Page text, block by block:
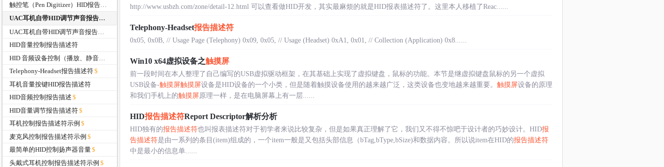
UAC耳机自带HID调节声音报告描述符
HID音量控制报告描述符
Telephony-Headset报告描述符
耳机音量按键HID报告描述符
HID音频控制报告描述
HID音量调节报告描述符
耳机控制报告描述符示例
麦克风控制报告描述符示例
最简单的HID控制扬声器音量
头戴式耳机控制报告描述符示例
http://www.usbzh.com/zone/detail-12.html 可以查看做HID开发，其实最麻烦的就是HID报表描述符了。这里本人移植了Reac......
Telephony-Headset报告描述符
0x05, 0x0B, // Usage Page (Telephony) 0x09, 0x05, // Usage (Headset) 0xA1, 0x01, // Collection (Application) 0x8......
Win10 x64虚拟设备之触摸屏
前一段时间在本人整理了自己编写的USB虚拟驱动框架，在其基础上实现了虚拟键盘，鼠标的功能。本节是继虚拟键盘鼠标的另一个虚拟
USB设备-触摸屏触摸屏设备是HID设备的一个小类，但是随着触摸设备使用的越来越广泛，这类设备也变地越来越重要。 触摸屏设备的原理
和我们手机上的触摸屏原理一样，是在电脑屏幕上有一层......
HID报告描述符Report Descriptor解析分析
HID独有的报告描述符也叫报表描述符对于初学者来说比较复杂，但是如果真正理解了它，我们又不得不惊吧于设计者的巧妙设计。HID报
告描述符是由一系列的条目(item)组成的，一个item一般是又包括头部信息（bTag,bType,bSize)和数据内容。所以说item在HID的报告描述符
中是最小的信息单......